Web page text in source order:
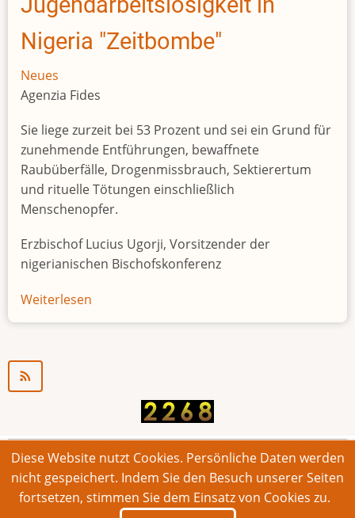
Nigeria "Zeitbombe"
Neues
Agenzia Fides
Sie liege zurzeit bei 53 Prozent und sei ein Grund für
zunehmende Entführungen, bewaffnete
Raubüberfälle, Drogenmissbrauch, Sektierertum
und rituelle Tötungen einschließlich
Menschenopfer.
Erzbischof Lucius Ugorji, Vorsitzender der
nigerianischen Bischofskonferenz
Weiterlesen
Jugendarbeitslosigkeit
© 2026 Bonner Aufruf. Alle Rechte vorbehalten.
Footer
Impressum Kontakt Intern
Diese Website nutzt Cookies. Persönliche Daten werden
nicht gespeichert. Indem Sie den Besuch unserer Seiten
fortsetzen, stimmen Sie dem Einsatz von Cookies zu.